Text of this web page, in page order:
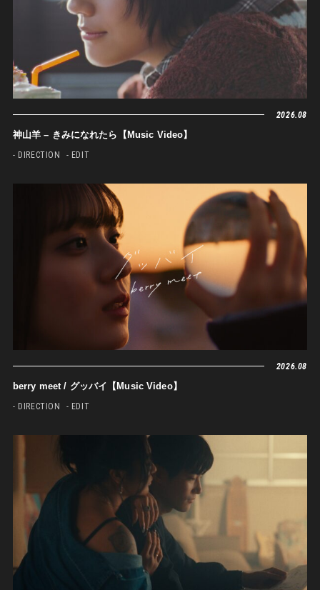
2026.08
神山羊 – きみになれたら【Music Video】
- DIRECTION - EDIT
2026.08
berry meet / グッバイ【Music Video】
- DIRECTION - EDIT